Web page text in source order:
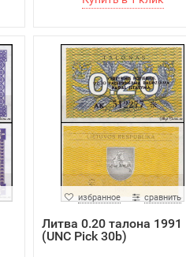
избранное сравнить
Литва 0.20 талонa 1991
(UNC Pick 30b)